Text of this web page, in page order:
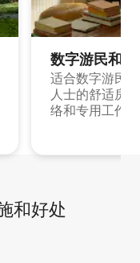
数字游民和
适合数字游民
人士的舒适房
络和专用工作
和好处